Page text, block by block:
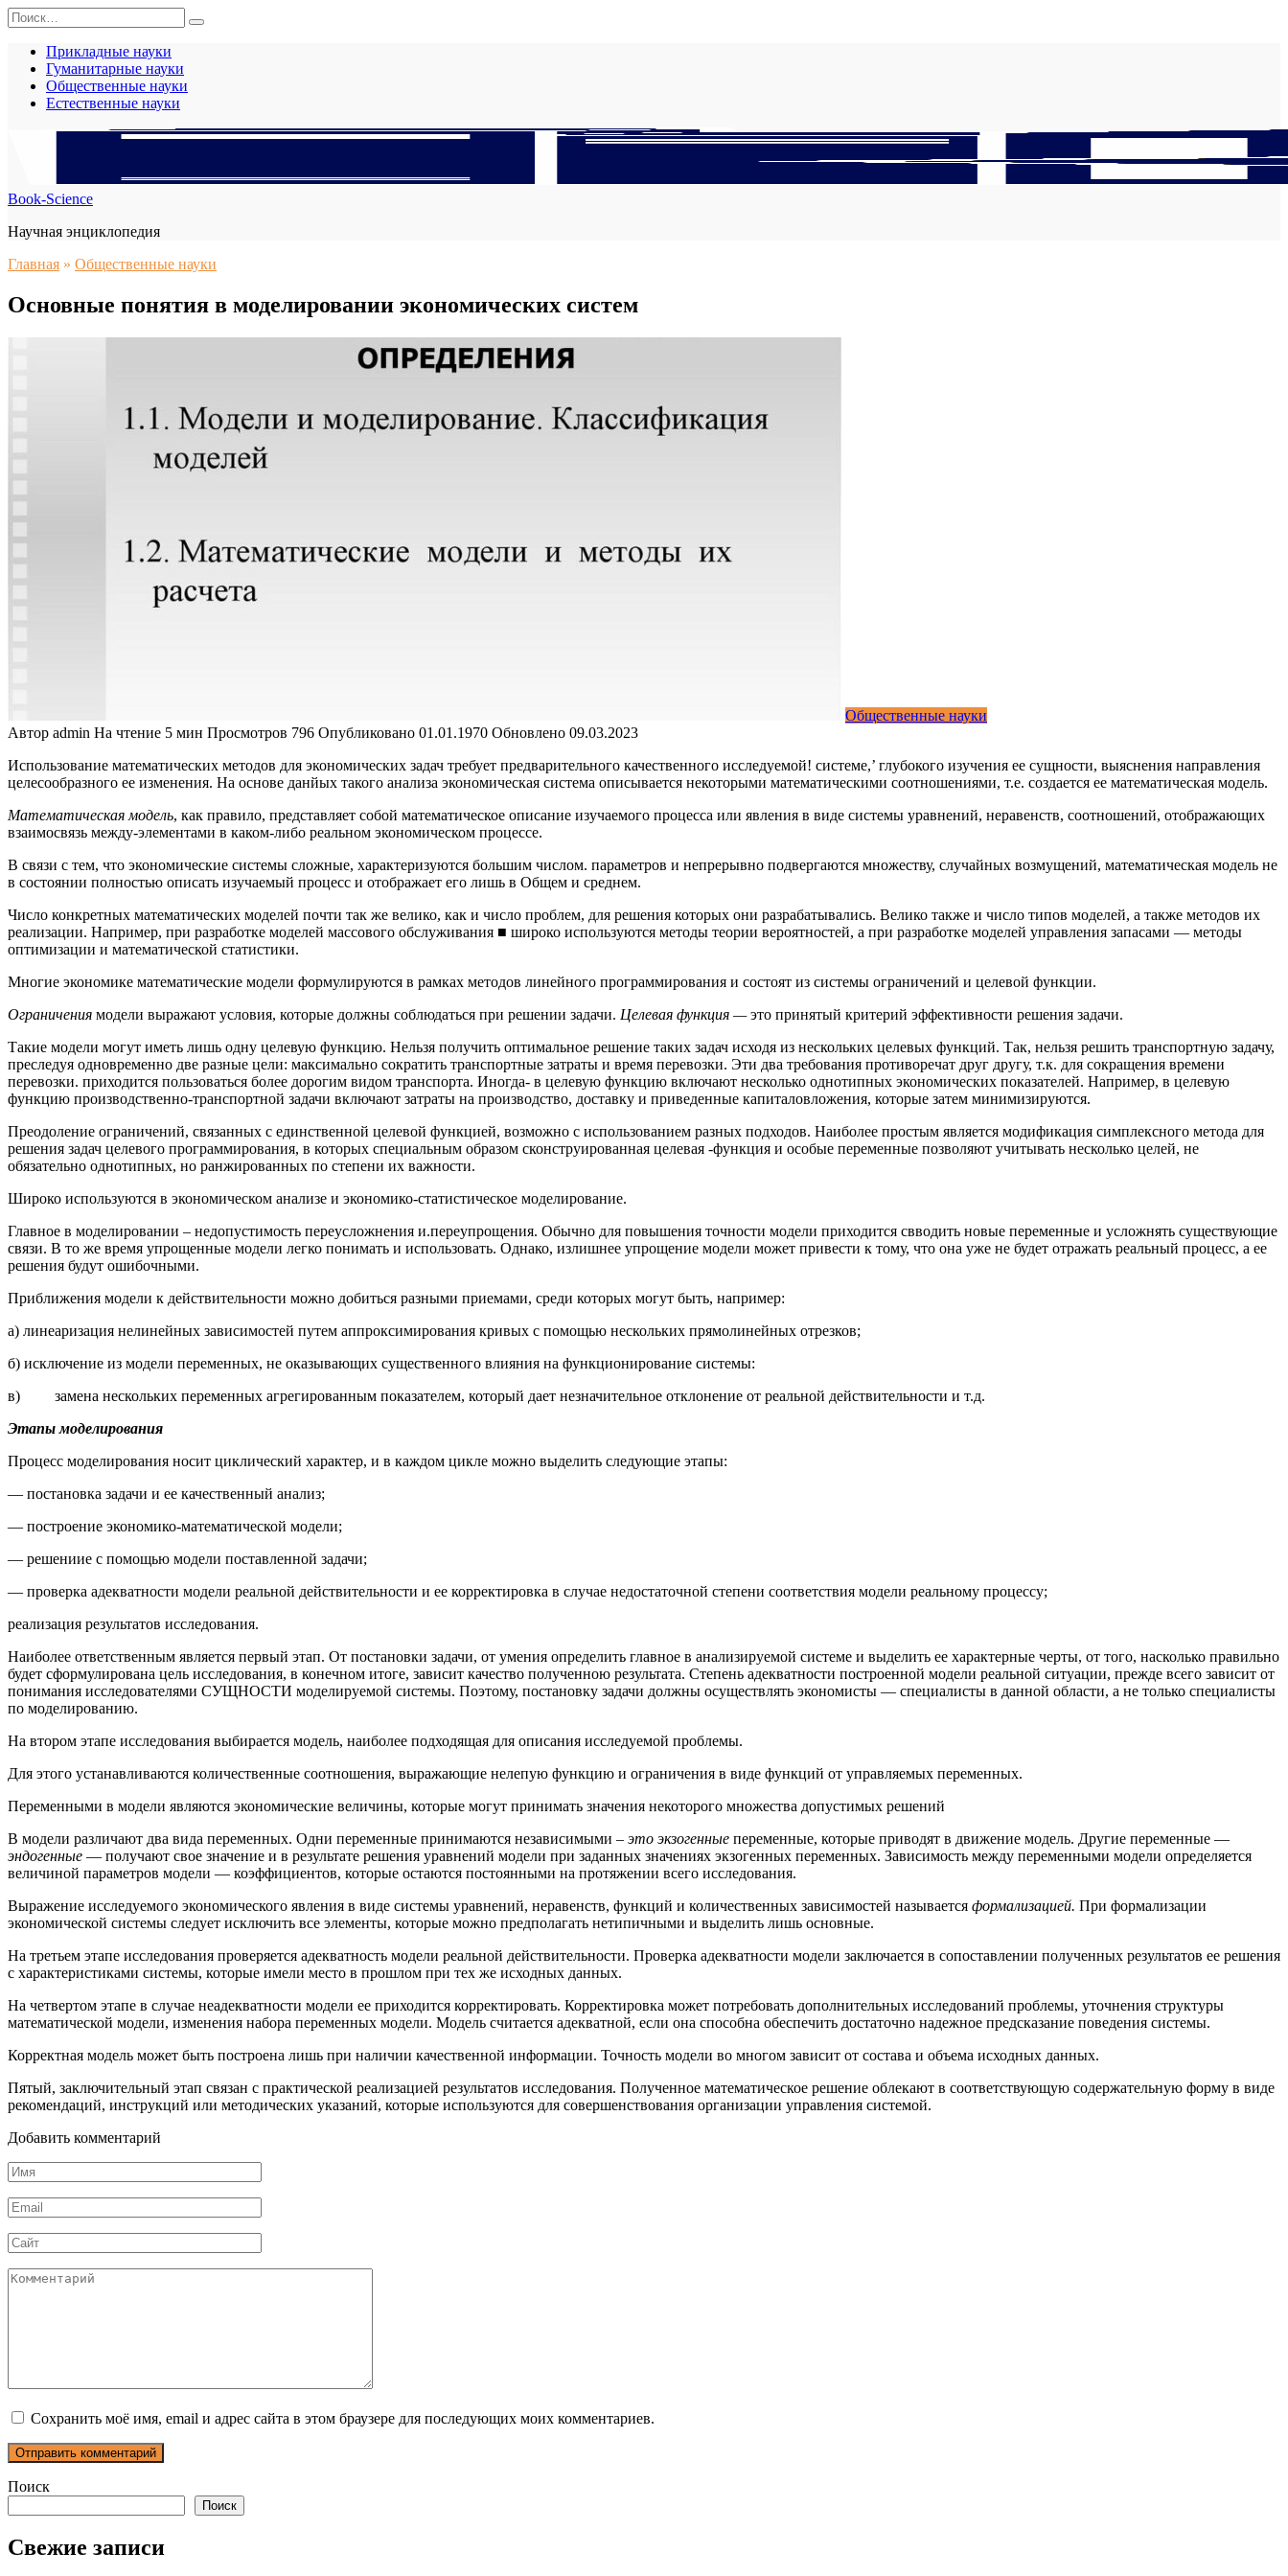
Перейти
к
содержанию
Search
for:
Прикладные науки
Гуманитарные науки
Общественные науки
Естественные науки
Book-Science
Научная энциклопедия
Главная » Общественные науки
Основные понятия в моделировании экономических систем
Общественные науки
Автор admin На чтение 5 мин Просмотров 796 Опубликовано 01.01.1970 Обновлено 09.03.2023
Использование математических методов для экономических задач требует предварительного качественного исследуемой! системе,’ глубокого изучения ее сущности, выяснения направления
целесообразного ее изменения. На основе данйых такого анализа экономическая система описывается некоторыми математическими соотношениями, т.е. создается ее математическая модель.
Математическая модель, как правило, представляет собой математическое описание изучаемого процесса или явления в виде системы уравнений, неравенств, соотношений, отображающих
взаимосвязь между-элементами в каком-либо реальном экономическом процессе.
В связи с тем, что экономические системы сложные, характеризуются большим числом. параметров и непрерывно подвергаются множеству, случайных возмущений, математическая модель не
в состоянии полностью описать изучаемый процесс и отображает его лишь в Общем и среднем.
Число конкретных математических моделей почти так же велико, как и число проблем, для решения которых они разрабатывались. Велико так­же и число типов моделей, а также методов их
реализации. Например, при разработке моделей массового обслуживания ■ широко используются методы теории вероятностей, а при разработке моделей управления запасами — методы
оптимизации и математической статистики.
Многие экономике математические модели формулируются в рамках методов линейного программирования и состоят из системы ограничений и целевой функции.
Ограничения модели выражают условия, которые должны соблюдаться при решении задачи. Целевая функция —это принятый критерий эффективности решения задачи.
Такие модели могут иметь лишь одну целевую функцию. Нельзя получить оптимальное решение таких задач исходя из нескольких целевых функций. Так, нельзя решить транспортную задачу,
преследуя одновременно две разные цели: максимально сократить транспортные затраты и время перевозки. Эти два требования противоречат друг другу, т.к. для сокращения времени
перевозки. приходится пользоваться более дорогим видом транспорта. Иногда- в целевую функцию включают несколько однотипных экономических показателей. Например, в целевую
функцию производственно-транспортной задачи включают затраты на производство, доставку и приведенные капиталовложения, которые затем минимизируются.
Преодоление ограничений, связанных с единственной целевой функцией, возможно с использованием разных подходов. Наиболее простым является модификация симплексного метода для
решения задач целевого программирования, в которых специальным образом сконструированная целевая -функция и особые переменные позволяют учитывать несколько целей, не
обязательно однотипных, но ранжированных по степени их важности.
Широко используются в экономическом анализе и экономико-статистическое моделирование.
Главное в моделировании – недопустимость переусложнения и.переупрощения. Обычно для повышения точности модели приходится свводить новые переменные и усложнять существующие
связи. В то же время упрощенные модели легко понимать и использовать. Однако, излишнее упрощение модели может привести к тому, что она уже не будет отражать реальный процесс, а ее
решения будут ошибочными.
Приближения модели к действительности можно добиться разными приемами, среди которых могут быть, например:
а) линеаризация нелинейных зависимостей путем аппроксимирования кривых с помощью нескольких прямолинейных отрезков;
б) исключение из модели переменных, не оказывающих существенного влияния на функционирование системы:
в) замена нескольких переменных агрегированным показателем, который дает незначительное отклонение от реальной действительности и т.д.
Этапы моделирования
Процесс моделирования носит циклический характер, и в каждом цикле можно выделить следующие этапы:
— постановка задачи и ее качественный анализ;
— построение экономико-математической модели;
— решениие с помощью модели поставленной задачи;
— проверка адекватности модели реальной действительности и ее корректировка в случае недостаточной степени соответствия модели реальному процессу;
реализация результатов исследования.
Наиболее ответственным является первый этап. От постановки задачи, от умения определить главное в анализируемой системе и выделить ее характерные черты, от того, насколько правильно
будет сформулирована цель исследования, в конечном итоге, зависит качество полученною результата. Степень адекватности построенной модели реальной ситуации, прежде всего зависит от
понимания исследователями СУЩНОСТИ моделируемой системы. Поэтому, постановку задачи должны осуществлять экономисты — специалисты в данной области, а не только специалисты
по моделированию.
На втором этапе исследования выбирается модель, наиболее подходящая для описания исследуемой проблемы.
Для этого устанавливаются количественные соотношения, выражающие нелепую функцию и ограничения в виде функций от управляемых переменных.
Переменными в модели являются экономические величины, которые могут принимать значения некоторого множества допустимых решений
В модели различают два вида переменных. Одни переменные принимаются независимыми – это экзогенные переменные, которые приводят в движение модель. Другие переменные —
эндогенные — получают свое значение и в результате решения уравнений модели при заданных значениях экзогенных переменных. Зависимость между переменными модели определяется
величиной параметров модели — коэффициентов, которые остаются постоянными на протяжении всего исследования.
Выражение исследуемого экономического явления в виде системы уравнений, неравенств, функций и количественных зависимостей называется формализацией. При формализации
экономической системы следует исключить все элементы, которые можно предполагать нетипичными и выделить лишь основные.
На третьем этапе исследования проверяется адекватность модели реальной действительности. Проверка адекватности модели заключается в сопоставлении полученных результатов ее решения
с характеристиками системы, которые имели место в прошлом при тех же исходных данных.
На четвертом этапе в случае неадекватности модели ее приходится корректировать. Корректировка может потребовать дополнительных исследований проблемы, уточнения структуры
математической модели, изменения набора переменных модели. Модель считается адекватной, если она способна обеспечить достаточно надежное предсказание поведения системы.
Корректная модель может быть построена лишь при наличии качественной информации. Точность модели во многом зависит от состава и объема исходных данных.
Пятый, заключительный этап связан с практической реализацией результатов исследования. Полученное математическое решение облекают в соответствующую содержательную форму в виде
рекомендаций, инструкций или методических указаний, которые используются для совершенствования организации управления системой.
Добавить комментарий
Имя
*
Email
*
Сайт
Комментарий
Сохранить моё имя, email и адрес сайта в этом браузере для последующих моих комментариев.
Поиск
Поиск
Свежие записи